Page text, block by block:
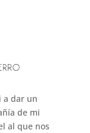
a dar un
de mi
al que nos